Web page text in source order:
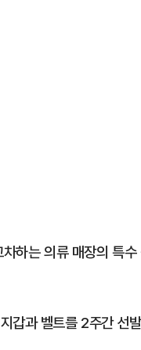
하는 의류 매장의 특
갑과 벨트를 2주간 선